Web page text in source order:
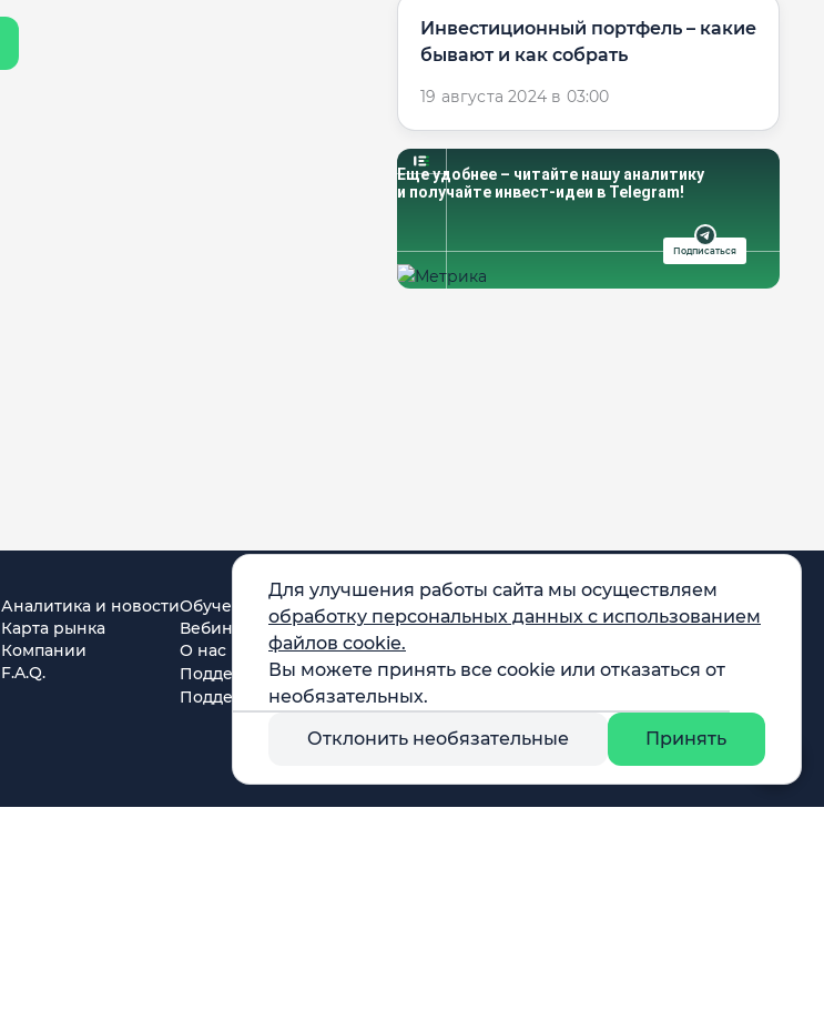
Для улучшения работы сайта мы осуществляем
обработку персональных данных с использованием
файлов cookie.
Вы можете принять все cookie или отказаться от
необязательных.
Отклонить необязательные
Принять
Инвестиционный портфель – какие
бывают и как собрать
19 августа 2024 в 03:00
Еще удобнее – читайте нашу аналитику
и получайте инвест-идеи в Telegram!
Подписаться
Аналитика и новости
Карта рынка
Компании
F.A.Q.
Обучение
Вебинары
О нас
Поддержка в Telegram
Поддержка в MAX